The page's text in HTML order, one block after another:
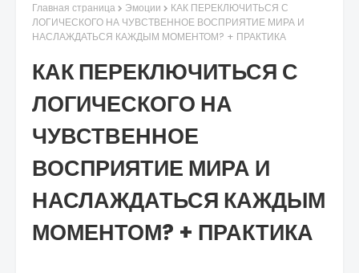
Главная страница Эмоции
КАК ПЕРЕКЛЮЧИТЬСЯ С
ЛОГИЧЕСКОГО НА ЧУВСТВЕННОЕ ВОСПРИЯТИЕ МИРА И
НАСЛАЖДАТЬСЯ КАЖДЫМ МОМЕНТОМ? + ПРАКТИКА
КАК ПЕРЕКЛЮЧИТЬСЯ С
ЛОГИЧЕСКОГО НА
ЧУВСТВЕННОЕ
ВОСПРИЯТИЕ МИРА И
НАСЛАЖДАТЬСЯ КАЖДЫМ
МОМЕНТОМ? + ПРАКТИКА